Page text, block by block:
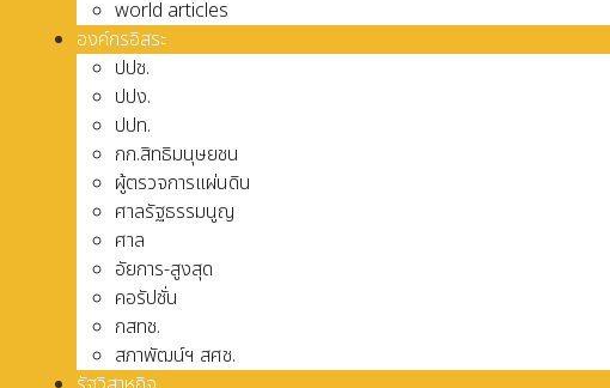
world articles
องค์กรอิสระ
ปปช.
ปปง.
ปปท.
กก.สิทธิมนุษยชน
ผู้ตรวจการแผ่นดิน
ศาลรัฐธรรมนูญ
ศาล
อัยการ-สูงสุด
คอรัปชั่น
กสทช.
สภาพัฒน์ฯ สศช.